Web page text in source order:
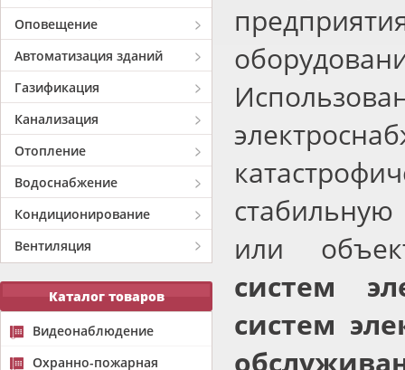
Оповещение
Автоматизация зданий
Газификация
Канализация
Отопление
Водоснабжение
Кондиционирование
Вентиляция
Каталог товаров
Видеонаблюдение
Охранно-пожарная
или
систем
систем